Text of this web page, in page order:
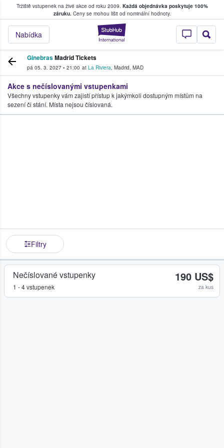
Tržiště vstupenek na živé akce od roku 2009. Každá objednávka poskytuje 100%
záruku.Ceny se mohou lišit od nominální hodnoty.
StubHub –
Nabídka
kde fanoušci kupují a prodávají vstupenky
GinebrasMadrid Tickets
pá 05. 3. 2027 • 21:00 at La Riviera, Madrid, MAD
Akce s nečíslovanými vstupenkami
Všechny vstupenky vám zajistí přístup k jakýmkoli dostupným místům na
sezení či stání. Místa nejsou číslovaná.
Filtry
Nečíslované vstupenky
1 - 4 vstupenek
190 US$
za kus